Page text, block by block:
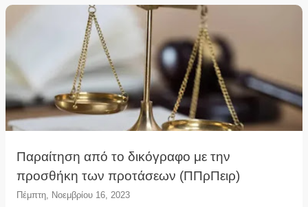
Παραίτηση από το δικόγραφο με την
προσθήκη των προτάσεων (ΠΠρΠειρ)
Πέμπτη, Νοεμβρίου 16, 2023